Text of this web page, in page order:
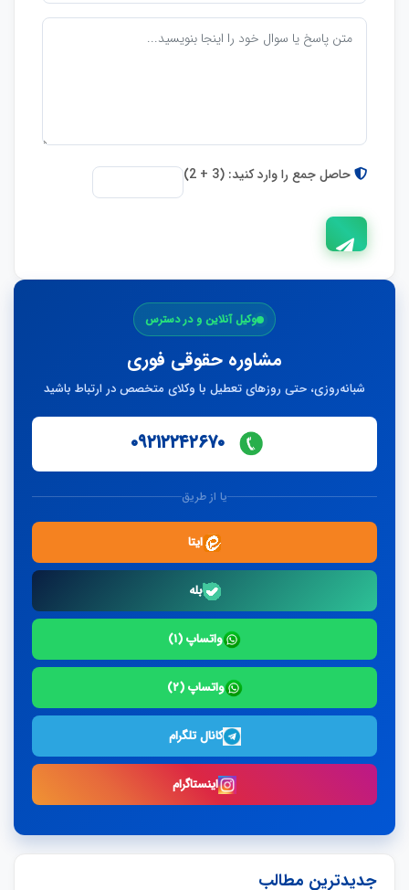
حاصل جمع را وارد کنید: (3 + 2)
وکیل آنلاین و در دسترس
مشاوره حقوقی فوری
شبانه‌روزی، حتی روزهای تعطیل با وکلای متخصص در ارتباط باشید
۰۹۲۱۲۲۴۲۶۷۰
یا از طریق
ایتا
بله
واتساپ (۱)
واتساپ (۲)
کانال تلگرام
اینستاگرام
جدیدترین مطالب